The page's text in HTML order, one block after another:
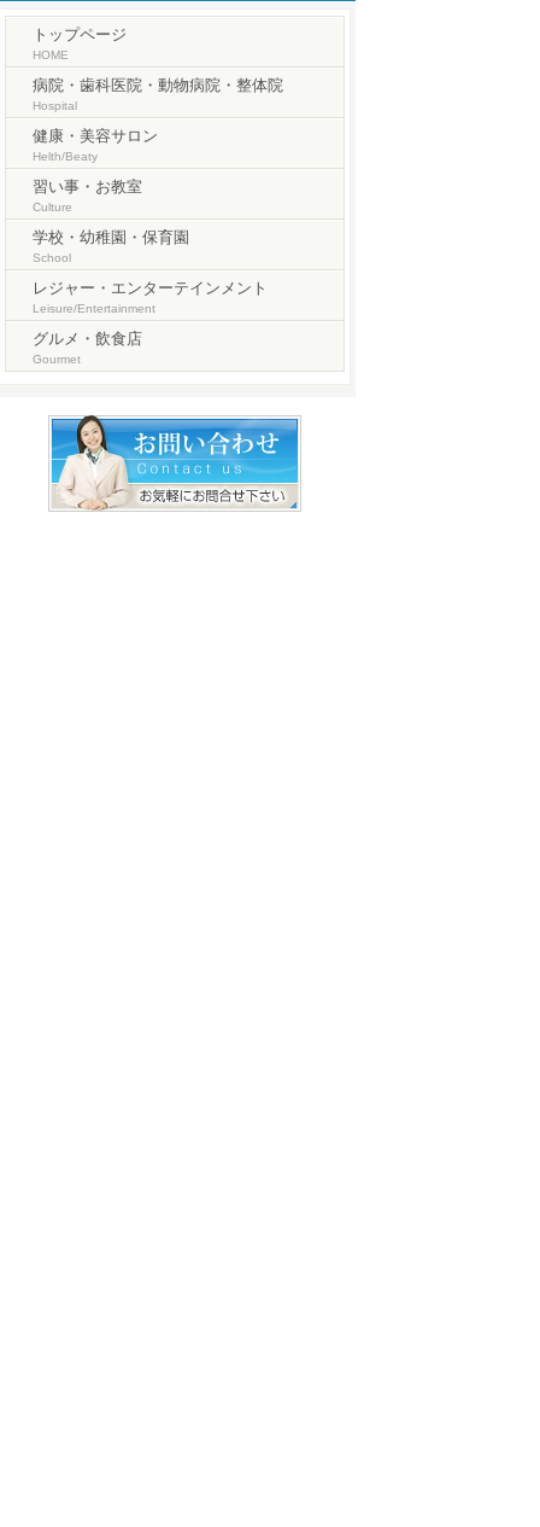
トップページ
HOME
病院・歯科医院・動物病院・整体院
Hospital
健康・美容サロン
Helth/Beaty
習い事・お教室
Culture
学校・幼稚園・保育園
School
レジャー・エンターテインメント
Leisure/Entertainment
グルメ・飲食店
Gourmet